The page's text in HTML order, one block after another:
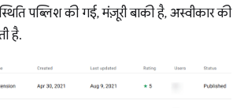
पब्लिश की गई, मंज़ूरी बाकी है, अस्वीकार की
है.